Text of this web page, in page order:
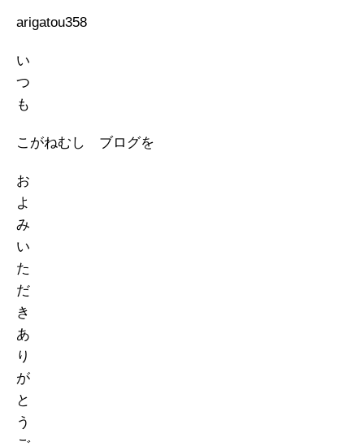
arigatou358
い
つ
も
こがねむし ブログを
お
よ
み
い
た
だ
き
あ
り
が
と
う